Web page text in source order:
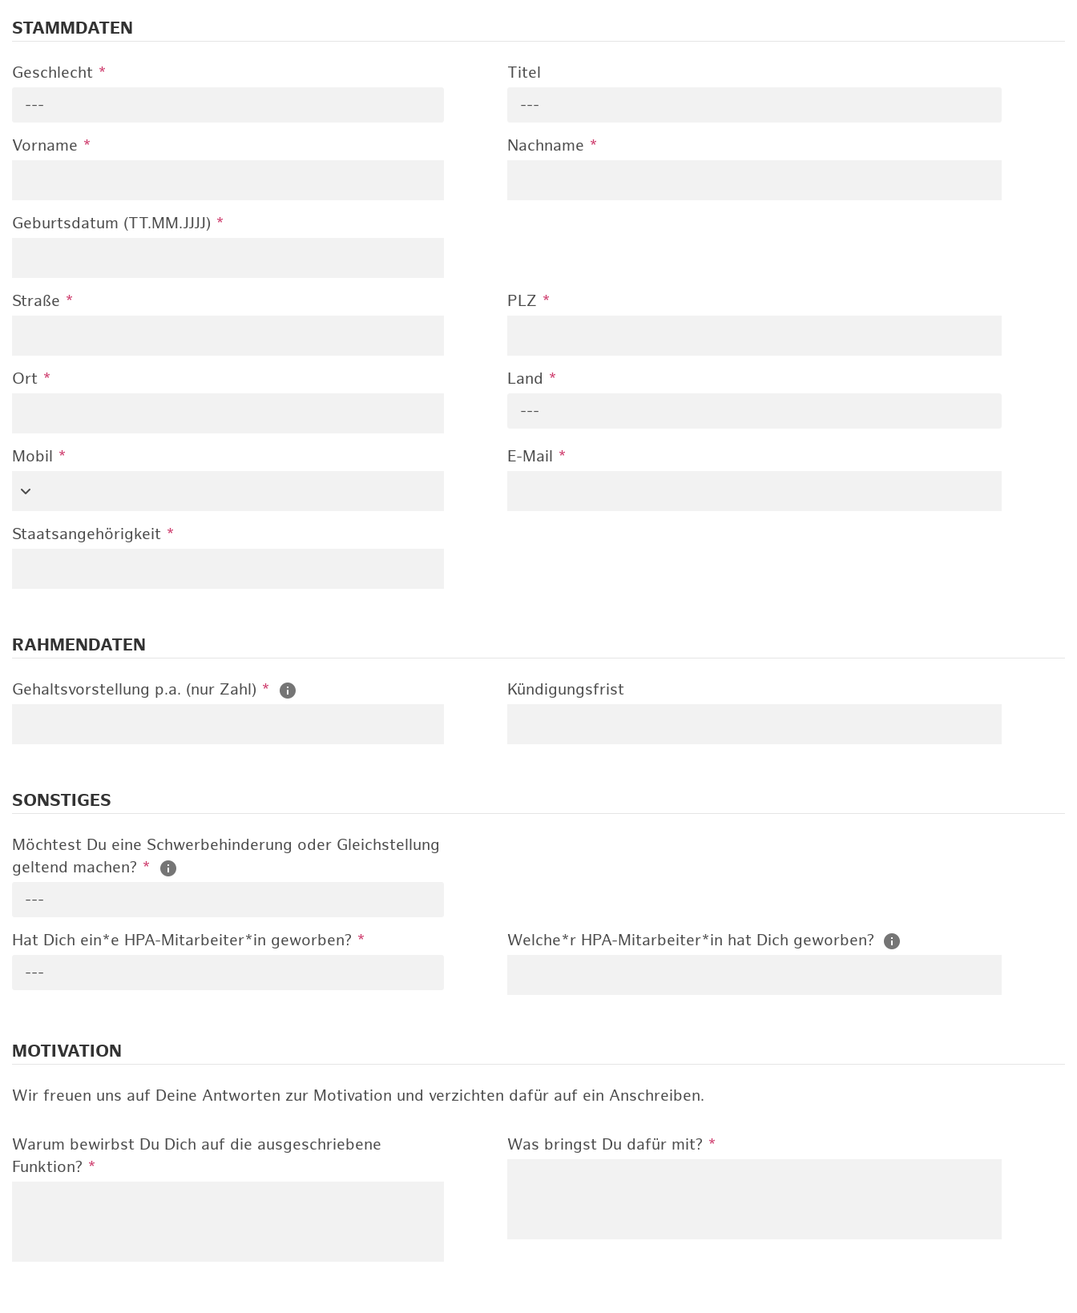
STAMMDATEN
Geschlecht *
---
Titel
---
Vorname * Nachname *
Geburtsdatum (TT.MM.JJJJ) *
Straße * PLZ *
Ort * Land *
---
Mobil * E-Mail *
Staatsangehörigkeit *
RAHMENDATEN
Gehaltsvorstellung p.a. (nur Zahl) * Kündigungsfrist
SONSTIGES
Möchtest Du eine Schwerbehinderung oder Gleichstellung
geltend machen? *
---
Hat Dich ein*e HPA-Mitarbeiter*in geworben? *
---
Welche*r HPA-Mitarbeiter*in hat Dich geworben?
MOTIVATION
Wir freuen uns auf Deine Antworten zur Motivation und verzichten dafür auf ein Anschreiben.
Warum bewirbst Du Dich auf die ausgeschriebene
Funktion? *
Was bringst Du dafür mit? *